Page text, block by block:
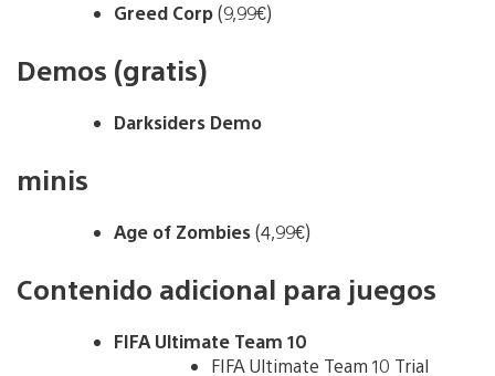
Greed Corp(9,99€)
Demos (gratis)
Darksiders Demo
minis
Age of Zombies(4,99€)
Contenido adicional para juegos
FIFA Ultimate Team 10
FIFA Ultimate Team 10 Trial